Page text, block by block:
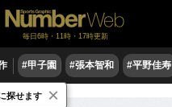
毎日6時・11時・17時更新
#甲子園 #張本智和 #平野佳寿
録・ログイン
探せます ×